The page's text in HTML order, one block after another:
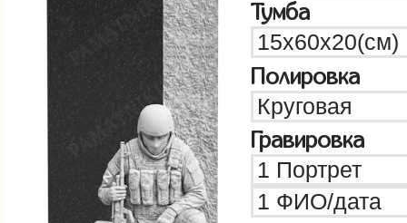
Тумба
Полировка
Гравировка